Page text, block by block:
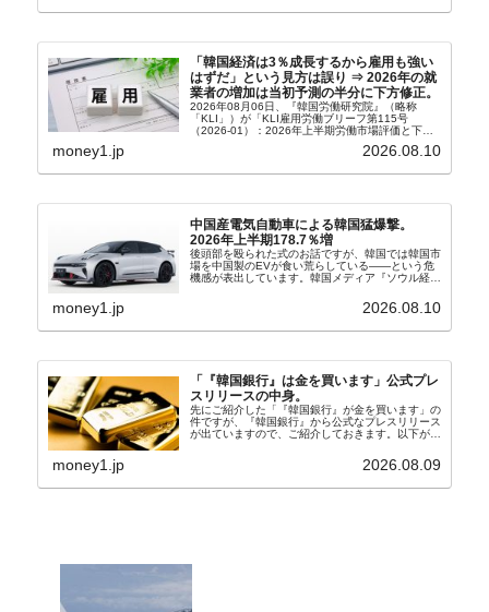
「韓国経済は3％成長するから雇用も強い
はずだ」という見方は誤り ⇒ 2026年の就
業者の増加は当初予測の半分に下方修正。
2026年08月06日、『韓国労働研究院』（略称
「KLI」）が「KLI雇用労働ブリーフ第115号
（2026-01）：2026年上半期労働市場評価と下半
期労働市場展望」を公表しました。Money1でも何
度もご紹介していますが、政府が何よりも大...
money1.jp 2026.08.10
中国産電気自動車による韓国猛爆撃。
2026年上半期178.7％増
後頭部を殴られた式のお話ですが、韓国では韓国市
場を中国製のEVが食い荒らしている――という危
機感が表出しています。韓国メディア『ソウル経
ルは「中国EVの大攻勢…東風もプジョーと手を組
money1.jp 2026.08.10
「『韓国銀行』は金を買います」公式プレ
スリリースの中身。
先にご紹介した「『韓国銀行』が金を買います」の
件ですが、『韓国銀行』から公式なプレスリリース
が出ていますので、ご紹介しておきます。以下が全
れ協力体制を構築□『韓国銀行』は、国内生産金の
money1.jp 2026.08.09